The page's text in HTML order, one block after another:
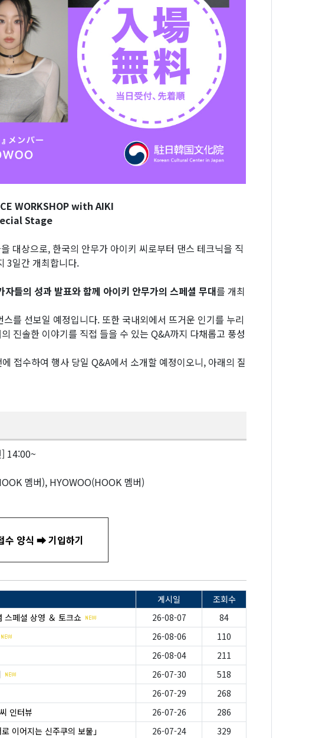
WORKSHOP with AIKI
Stage
대상으로, 한국의 안무가 아이키 씨로부터 댄스 테크닉을 직
3일간 개최합니다.
들의 성과 발표와 함께 아이키 안무가의 스페셜 무대를 개최
를 선보일 예정입니다. 또한 국내외에서 뜨거운 인기를 누리
진솔한 이야기를 직접 들을 수 있는 Q&A까지 다채롭고 풍성
접수하여 행사 당일 Q&A에서 소개할 예정이오니, 아래의 질
14:00~
멤버), HYOWOO(HOOK 멤버)
수 양식 ➡ 기입하기
게시일
조회수
스페셜 상영 ＆ 토크쇼 26-08-07
84
26-08-06
110
26-08-04
211
26-07-30
518
26-07-29
268
인터뷰 26-07-26
286
이어지는 신주쿠의 보물」 26-07-24
329